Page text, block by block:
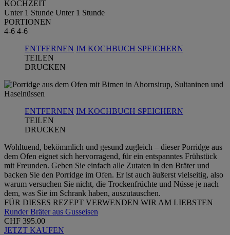
KOCHZEIT
Unter 1 Stunde Unter 1 Stunde
PORTIONEN
4-6 4-6
ENTFERNEN IM KOCHBUCH SPEICHERN
TEILEN
DRUCKEN
ENTFERNEN IM KOCHBUCH SPEICHERN
TEILEN
DRUCKEN
Wohltuend, bekömmlich und gesund zugleich – dieser Porridge aus
dem Ofen eignet sich hervorragend, für ein entspanntes Frühstück
mit Freunden. Geben Sie einfach alle Zutaten in den Bräter und
backen Sie den Porridge im Ofen. Er ist auch äußerst vielseitig, also
warum versuchen Sie nicht, die Trockenfrüchte und Nüsse je nach
dem, was Sie im Schrank haben, auszutauschen.
FÜR DIESES REZEPT VERWENDEN WIR AM LIEBSTEN
Runder Bräter aus Gusseisen
CHF 395.00
JETZT KAUFEN